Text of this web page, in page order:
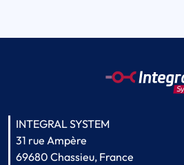
INTEGRAL SYSTEM
31 rue Ampère
69680 Chassieu, France